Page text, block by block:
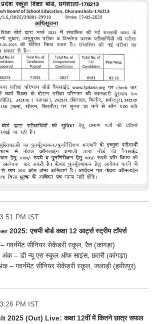
PM IST
एचपी बोर्ड कक्षा 12 आर्ट्स स्ट्रीम टॉपर्स
सीनियर सेकेंडरी स्कूल, रैत (कांगड़ा)
अंक – डी न्यू एरा स्कूल ऑफ साइंस, छतरी (कांगड़ा)
– गवर्नमेंट सीनियर सेकेंडरी स्कूल, जलाड़ी (हमीरपुर)
PM IST
2025 (Out) Live: कक्षा 12वीं में कितने छात्र सफल